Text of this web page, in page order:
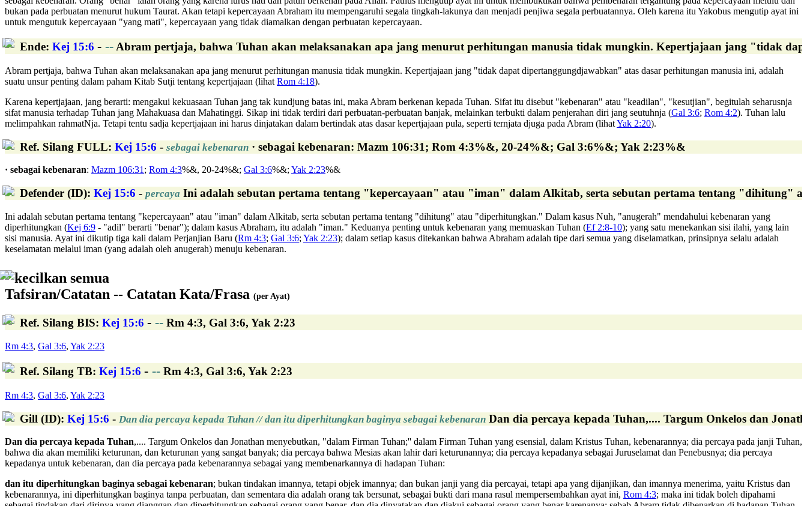
bukan pada perbuatan menurut hukum Taurat. Akan tetapi kepercayaan Abraham itu mempengaruhi segala tingkah-lakunya dan menjadi penjiwa segala perbuatannya. Oleh karena itu Yakobus mengutip ayat ini
untuk mengutuk kepercayaan "yang mati", kepercayaan yang tidak diamalkan dengan perbuatan kepercayaan.
Ende: Kej 15:6 - --Abram pertjaja, bahwa Tuhan akan melaksanakan apa jang menurut perhitungan manusia tidak mungkin. Kepertjajaan jang "tidak
Abram pertjaja, bahwa Tuhan akan melaksanakan apa jang menurut perhitungan manusia tidak mungkin. Kepertjajaan jang "tidak dapat dipertanggungdjawabkan" atas dasar perhitungan manusia ini, adalah
suatu unsur penting dalam paham Kitab Sutji tentang kepertjajaan (lihat Rom 4:18).
Karena kepertjajaan, jang berarti: mengakui kekuasaan Tuhan jang tak kundjung batas ini, maka Abram berkenan kepada Tuhan. Sifat itu disebut "kebenaran" atau "keadilan", "kesutjian", begitulah seharusnja
sifat manusia terhadap Tuhan jang Mahakuasa dan Mahatinggi. Sikap ini tidak terdiri dari perbuatan-perbuatan banjak, melainkan terbukti dalam penjerahan diri jang seutuhnja (Gal 3:6; Rom 4:2). Tuhan lalu
melimpahkan rahmatNja. Tetapi tentu sadja kepertjajaan ini harus dinjatakan dalam bertindak atas dasar kepertjajaan pula, seperti ternjata djuga pada Abram (lihatYak 2:20).
Ref. Silang FULL: Kej 15:6 - sebagai kebenaran · sebagai kebenaran: Mazm 106:31; Rom 4:3%&, 20-24%&; Gal 3:6%&; Yak 2:23%&
· sebagai kebenaran: Mazm 106:31 ; Rom 4:3%&, 20-24%&; Gal 3:6%&; Yak 2:23%&
Defender (ID): Kej 15:6 - percaya Ini adalah sebutan pertama tentang "kepercayaan" atau "iman" dalam Alkitab, serta sebutan pertama tentang "dihitung"
Ini adalah sebutan pertama tentang "kepercayaan" atau "iman" dalam Alkitab, serta sebutan pertama tentang "dihitung" atau "diperhitungkan." Dalam kasus Nuh, "anugerah" mendahului kebenaran yang
diperhitungkan (Kej 6:9 - "adil" berarti "benar"); dalam kasus Abraham, itu adalah "iman." Keduanya penting untuk kebenaran yang memuaskan Tuhan (Ef 2:8-10); yang satu menekankan sisi ilahi, yang lain
sisi manusia. Ayat ini dikutip tiga kali dalam Perjanjian Baru (Rm 4:3; Gal 3:6; Yak 2:23); dalam setiap kasus ditekankan bahwa Abraham adalah tipe dari semua yang diselamatkan, prinsipnya selalu adalah
keselamatan melalui iman (yang adalah oleh anugerah) menuju kebenaran.
kecilkan semua
Tafsiran/Catatan -- Catatan Kata/Frasa (per Ayat)
Ref. Silang BIS: Kej 15:6 - -- Rm 4:3, Gal 3:6, Yak 2:23
Rm 4:3, Gal 3:6, Yak 2:23
Ref. Silang TB: Kej 15:6 - -- Rm 4:3, Gal 3:6, Yak 2:23
Rm 4:3, Gal 3:6, Yak 2:23
Gill (ID): Kej 15:6 - Dan dia percaya kepada Tuhan // dan itu diperhitungkan baginya sebagai kebenaran Dan dia percaya kepada Tuhan,.... Targum Onkelos dan
Dan dia percaya kepada Tuhan,.... Targum Onkelos dan Jonathan menyebutkan, "dalam Firman Tuhan;'' dalam Firman Tuhan yang esensial, dalam Kristus Tuhan, kebenarannya; dia percaya pada janji Tuhan,
bahwa dia akan memiliki keturunan, dan keturunan yang sangat banyak; dia percaya bahwa Mesias akan lahir dari keturunannya; dia percaya kepadanya sebagai Juruselamat dan Penebusnya; dia percaya
kepadanya untuk kebenaran, dan dia percaya pada kebenarannya sebagai yang membenarkannya di hadapan Tuhan:
dan itu diperhitungkan baginya sebagai kebenaran; bukan tindakan imannya, tetapi objek imannya; dan bukan janji yang dia percayai, tetapi apa yang dijanjikan, dan imannya menerima, yaitu Kristus dan
kebenarannya, ini diperhitungkan baginya tanpa perbuatan, dan sementara dia adalah orang tak bersunat, sebagai bukti dari mana rasul mempersembahkan ayat ini, Rom 4:3; maka ini tidak boleh dipahami